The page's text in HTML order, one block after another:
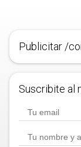
Publicitar /
Suscribite al